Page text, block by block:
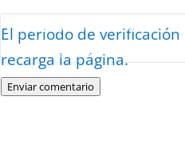
El periodo de verificación
recarga la página.
Enviar comentario
Protegidos por reCAPTCHA
Términos